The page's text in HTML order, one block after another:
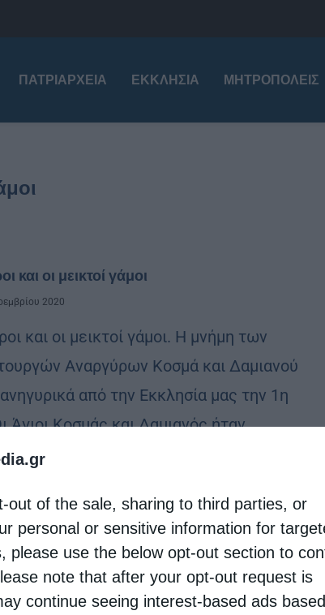
out of the sale, sharing to third parties, or
personal or sensitive information for
please use the below opt-out section to
note that after your opt-out request is
continue seeing interest-based ads
ΠΑΤΡΙΑΡΧΕΊΑ ΕΚΚΛΗΣΊΑ ΜΗΤΡΟΠΌΛΕΙΣ
και οι μεικτοί γάμοι
2020
και οι μεικτοί γάμοι. Η μνήμη των
Αναργύρων Κοσμά και Δαμιανού
από την Εκκλησία μας την 1η
Άγιοι Κοσμάς και Δαμιανός ήταν …